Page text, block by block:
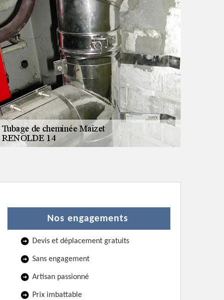
Nos engagements
Devis et déplacement gratuits
Sans engagement
Artisan passionné
Prix imbattable